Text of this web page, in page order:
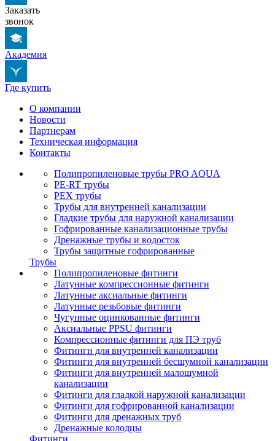
Заказать
звонок
Академия
Где купить
О компании
Новости
Партнерам
Техническая информация
Контакты
Полипропиленовые трубы PRO AQUA
PE-RT трубы
PEX трубы
Трубы для внутренней канализации
Гладкие трубы для наружной канализации
Гофрированные канализационные трубы
Дренажные трубы и водосток
Трубы защитные гофрированные
Трубы
Полипропиленовые фитинги
Латунные компрессионные фитинги
Латунные аксиальные фитинги
Латунные резьбовые фитинги
Чугунные оцинкованные фитинги
Аксиальные PPSU фитинги
Компрессионные фитинги для ПЭ труб
Фитинги для внутренней канализации
Фитинги для внутренней бесшумной канализации
Фитинги для внутренней малошумной
канализации
Фитинги для гладкой наружной канализации
Фитинги для гофрированной канализации
Фитинги для дренажных труб
Дренажные колодцы
Фитинги